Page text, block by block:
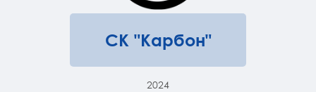
СК "Карбон"
2024